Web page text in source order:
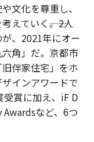
文化を尊重し、
ていく――。2人
、2021年にオー
角」だ。京都市
伴家住宅」をホ
インアワードで
受賞に加え、iF D
Awardsなど、6つ